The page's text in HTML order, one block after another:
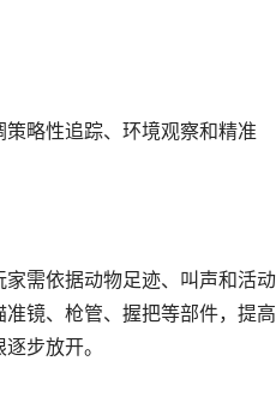
略性追踪、环境观察和精准
需依据动物足迹、叫声和活动
镜、枪管、握把等部件，提高
步放开。